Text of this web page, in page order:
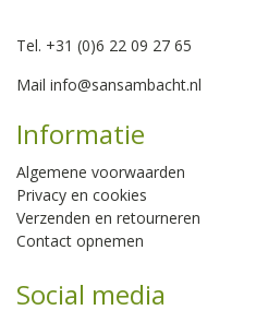
Tel. +31 (0)6 22 09 27 65
Mail info@sansambacht.nl
Informatie
Algemene voorwaarden
Privacy en cookies
Verzenden en retourneren
Contact opnemen
Social media